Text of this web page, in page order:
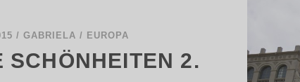
/ GABRIELA / EUROPA
SCHÖNHEITEN 2.